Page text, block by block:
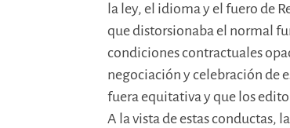
la ley, el idioma y el fuero de
que distorsionaba el normal
condiciones contractuales
negociación y celebración de
fuera equitativa y que los
A la vista de estas conductas,